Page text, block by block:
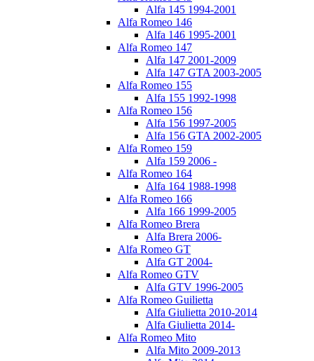
Alfa 145 1994-2001
Alfa Romeo 146
Alfa 146 1995-2001
Alfa Romeo 147
Alfa 147 2001-2009
Alfa 147 GTA 2003-2005
Alfa Romeo 155
Alfa 155 1992-1998
Alfa Romeo 156
Alfa 156 1997-2005
Alfa 156 GTA 2002-2005
Alfa Romeo 159
Alfa 159 2006 -
Alfa Romeo 164
Alfa 164 1988-1998
Alfa Romeo 166
Alfa 166 1999-2005
Alfa Romeo Brera
Alfa Brera 2006-
Alfa Romeo GT
Alfa GT 2004-
Alfa Romeo GTV
Alfa GTV 1996-2005
Alfa Romeo Guilietta
Alfa Giulietta 2010-2014
Alfa Giulietta 2014-
Alfa Romeo Mito
Alfa Mito 2009-2013